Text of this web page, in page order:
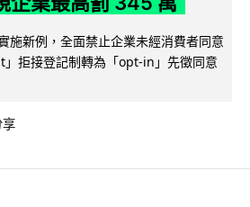
施新例，全面禁止企業未經消費者同意
拒接登記制轉為「opt-in」先徵同意